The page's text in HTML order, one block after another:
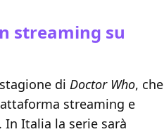
streaming su
di Doctor Who, che
streaming e
Italia la serie sarà